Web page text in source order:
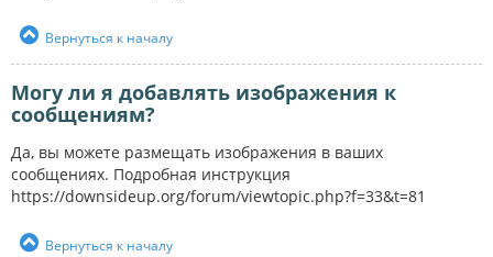
Вернуться к началу
Могу ли я добавлять изображения к
сообщениям?
Да, вы можете размещать изображения в ваших
сообщениях. Подробная инструкция
https://downsideup.org/forum/viewtopic.php?f=33&t=81
Вернуться к началу